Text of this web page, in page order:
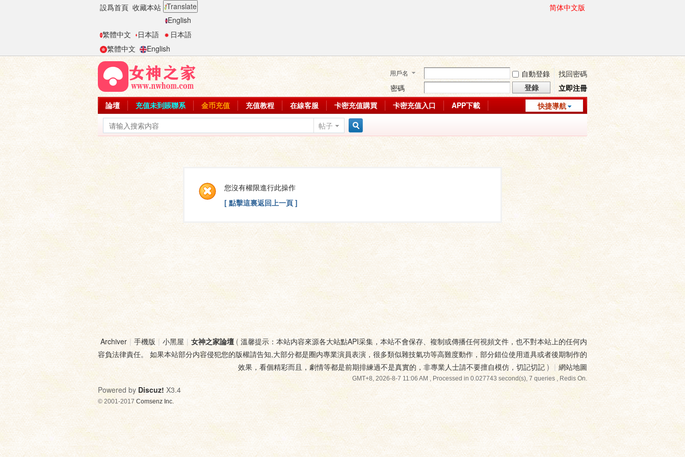
設爲首頁 收藏本站 Translate
English
繁體中文
日本語
日本語
繁體中文
English
简体中文版
用戶名 自動登錄
找回密碼
密碼
登錄
立即注冊
快捷導航
論壇 充值未到賬聯系 金币充值 充值教程 在線客服 卡密充值購買 卡密充值入口
APP下載
帖子
您沒有權限進行此操作
[ 點擊這裏返回上一頁 ]
Archiver | 手機版 | 小黑屋 | 女神之家論壇 ( 溫馨提示：本站内容來源各大站點API采集，本站不會保存、複制或傳播任何視頻文件，也不對本站上的任何内
容負法律責任。 如果本站部分内容侵犯您的版權請告知,大部分都是圈内專業演員表演，很多類似雜技氣功等高難度動作，部分錯位使用道具或者後期制作的
效果，看個精彩而且，劇情等都是前期排練過不是真實的，非專業人士請不要擅自模仿，切記切記 ) | 網站地圖
GMT+8, 2026-8-7 11:06 AM, Processed in 0.027743 second(s), 7 queries , Redis On.
Powered by Discuz! X3.4
© 2001-2017 Comsenz Inc.